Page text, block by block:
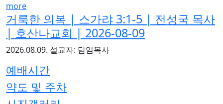
more
거룩한 의복 | 스가랴 3:1-5 | 전성국 목사
| 호산나교회 | 2026-08-09
2026.08.09. 설교자: 담임목사
예배시간
약도 및 주차